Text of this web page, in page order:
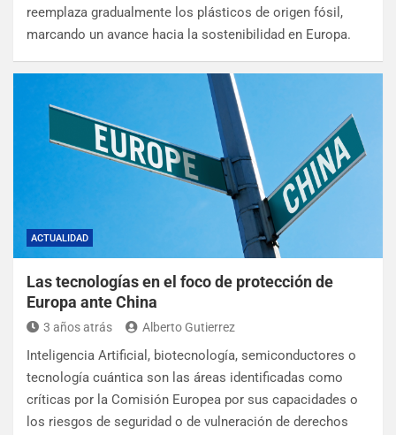
reemplaza gradualmente los plásticos de origen fósil,
marcando un avance hacia la sostenibilidad en Europa.
ACTUALIDAD
Las tecnologías en el foco de protección de
Europa ante China
3 años atrás Alberto Gutierrez
Inteligencia Artificial, biotecnología, semiconductores o
tecnología cuántica son las áreas identificadas como
críticas por la Comisión Europea por sus capacidades o
los riesgos de seguridad o de vulneración de derechos